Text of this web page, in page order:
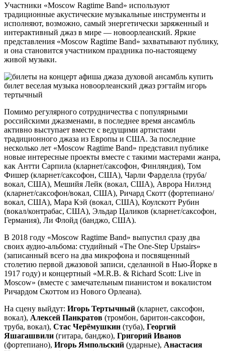
Участники «Moscow Ragtime Band» используют
традиционные акустические музыкальные инструменты и
исполняют, возможно, самый энергетически заряженный и
интерактивный джаз в мире — новоорлеанский. Яркие
представления «Moscow Ragtime Band» захватывают публику,
и она становится участником праздника по-настоящему
живой музыки.
Помимо регулярного сотрудничества с популярными
российскими джазменами, в последнее время ансамбль
активно выступает вместе с ведущими артистами
традиционного джаза из Европы и США. За последние
несколько лет «Moscow Ragtime Band» представил публике
новые интересные проекты вместе с такими мастерами жанра,
как Антти Сарпила (кларнет/саксофон, Финляндия), Том
Фишер (кларнет/саксофон, США), Чарли Фарделла (труба/
вокал, CША), Мешийя Лейк (вокал, США), Аврора Нилэнд
(кларнет/саксофон/вокал, США), Ричард Скотт (фортепиано/
вокал, США), Мара Кэй (вокал, США), Коулскотт Рубин
(вокал/контрабас, США), Эльдар Цаликов (кларнет/саксофон,
Германия), Ли Флойд (банджо, США).
В 2018 году «Moscow Ragtime Band» выпустил сразу два
своих аудио-альбома: студийный «The One-Step Upstairs»
(записанный всего на два микрофона и посвященный
столетию первой джазовой записи, сделанной в Нью-Йорке в
1917 году) и концертный «M.R.B. & Richard Scott: Live in
Moscow» (вместе с замечательным пианистом и вокалистом
Ричардом Скоттом из Нового Орлеана).
На сцену выйдут: Игорь Тертычный (кларнет, саксофон,
вокал), Алексей Панкратов (тромбон, баритон-саксофон,
труба, вокал), Стас Черёмушкин (туба), Георгий
Яшагашвили (гитара, банджо), Григорий Иванов
(фортепиано), Игорь Ямпольский (ударные), Анастасия